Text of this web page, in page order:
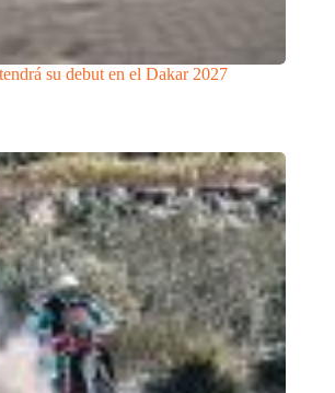
su debut en el Dakar 2027